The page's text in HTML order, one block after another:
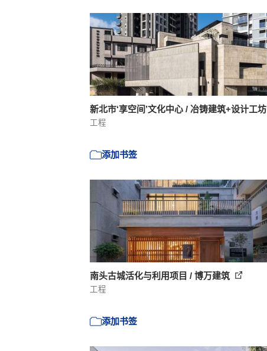
新北市‘享空间’文化中心 / 冶铸建筑+设计工坊
工程
添加书签
南头古城活化与利用项目 / 博万建筑
工程
添加书签